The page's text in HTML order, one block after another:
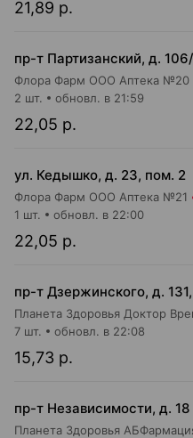
21,89 р.
пр-т Партизанский, д.
Флора Фарм ООО Аптека №20
22,05 р.
2 шт. обновл. в 21:59
ул. Кедышко, д. 23, пом. 2
Флора Фарм ООО Аптека №21
22,05 р.
1 шт. обновл. в 22:00
пр-т Дзержинского, д.
15,73 р.
7 шт. обновл. в 22:08
пр-т Независимости, д.